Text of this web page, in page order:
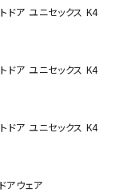
ドア ユニセックス K4
ドア ユニセックス K4
ドア ユニセックス K4
アウェア